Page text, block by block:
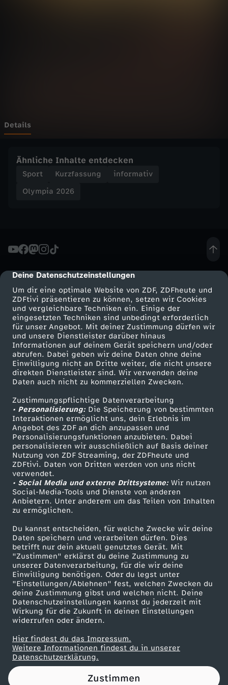
cmp-dialog-description
Deine Datenschutzeinstellungen
Um dir eine optimale Website von ZDF, ZDFheute und
ZDFtivi präsentieren zu können, setzen wir Cookies
und vergleichbare Techniken ein. Einige der
eingesetzten Techniken sind unbedingt erforderlich
für unser Angebot. Mit deiner Zustimmung dürfen wir
und unsere Dienstleister darüber hinaus
Informationen auf deinem Gerät speichern und/oder
abrufen. Dabei geben wir deine Daten ohne deine
Einwilligung nicht an Dritte weiter, die nicht unsere
direkten Dienstleister sind. Wir verwenden deine
Daten auch nicht zu kommerziellen Zwecken.
Zustimmungspflichtige Datenverarbeitung
• Personalisierung:Die Speicherung von bestimmten
Interaktionen ermöglicht uns, dein Erlebnis im
Angebot des ZDF an dich anzupassen und
Personalisierungsfunktionen anzubieten. Dabei
personalisieren wir ausschließlich auf Basis deiner
Nutzung von ZDF Streaming, der ZDFheute und
ZDFtivi. Daten von Dritten werden von uns nicht
verwendet.
• Social Media und externe Drittsysteme:Wir nutzen
Social-Media-Tools und Dienste von anderen
Anbietern. Unter anderem um das Teilen von Inhalten
zu ermöglichen.
Du kannst entscheiden, für welche Zwecke wir deine
Daten speichern und verarbeiten dürfen. Dies
betrifft nur dein aktuell genutztes Gerät. Mit
"Zustimmen" erklärst du deine Zustimmung zu
unserer Datenverarbeitung, für die wir deine
Einwilligung benötigen. Oder du legst unter
"Einstellungen/Ablehnen" fest, welchen Zwecken du
deine Zustimmung gibst und welchen nicht. Deine
Datenschutzeinstellungen kannst du jederzeit mit
Wirkung für die Zukunft in deinen Einstellungen
widerrufen oder ändern.
Hier findest du das Impressum.
Weitere Informationen findest du in unserer
Datenschutzerklärung.
Zustimmen
O
y
m
i
a
2
0
2
6
:
H
i
g
h
l
i
g
h
t
s
v
Details
Ähnliche Inhalte entdecken
Sport Kurzfassung
informativ
Olympia 2026
Mehr ZDF
ZDF-Apps
Smart TV
ZDFtext
Livestreams
Sendungen A-Z
TV-Programm
Service
ZDFmitreden
Kontakt zum ZDF
Tickets
Zuschauerservice
Hilfe
ZDF Unternehmen
Karriere
ZDF goes Schule
Werbefernsehen
Mainzelmännchen
Partner